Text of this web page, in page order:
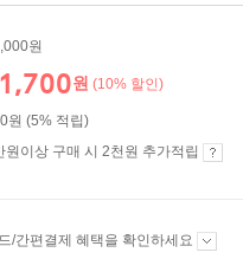
원
원 (10% 할인)
원 (5% 적립)
원이상 구매 시 2천원 추가적립
/간편결제 혜택을 확인하세요